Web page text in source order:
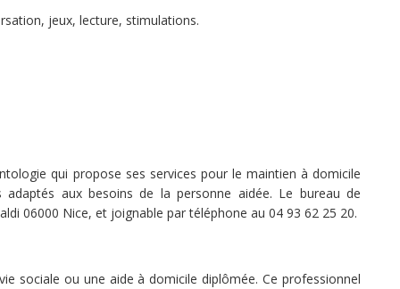
jeux, lecture, stimulations.
qui propose ses services pour le maintien à domicile
aux besoins de la personne aidée. Le bureau de
06000 Nice, et joignable par téléphone au 04 93 62 25 20.
sociale ou une aide à domicile diplômée. Ce professionnel